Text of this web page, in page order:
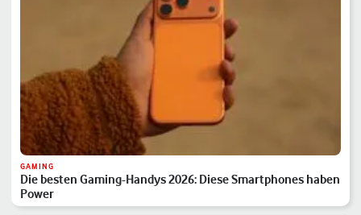
GAMING
Die besten Gaming-Handys 2026: Diese Smartphones haben
Power